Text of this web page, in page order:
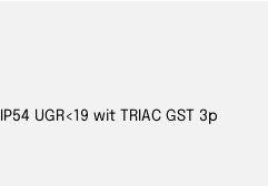
UGR<19 wit TRIAC GST 3p